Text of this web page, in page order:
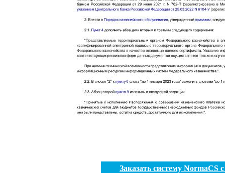
Заказать систему